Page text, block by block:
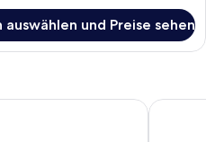
auswählen und Preise sehen
Comitas